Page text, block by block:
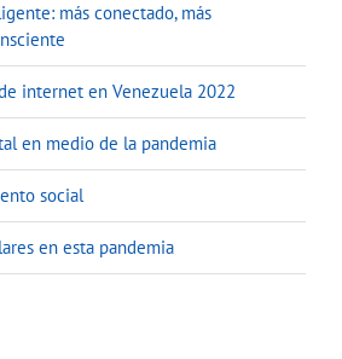
más conectado, más
internet en Venezuela 2022
en medio de la pandemia
social
en esta pandemia